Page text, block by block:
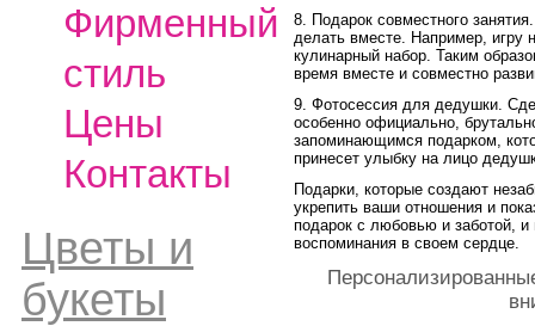
Фирменный
стиль
Цены
Контакты
Цветы и
букеты
8. Подарок совместного
делать вместе. Например, игру
кулинарный набор. Таким
время вместе и совместно
9. Фотосессия для дедушки.
особенно официально,
запоминающимся подарком,
принесет улыбку на лицо
Подарки, которые создают
укрепить ваши отношения и
подарок с любовью и заботой,
воспоминания в своем сердце.